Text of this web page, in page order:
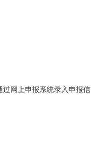
过网上申报系统录入申报信